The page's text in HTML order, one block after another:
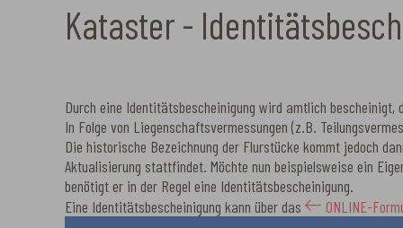
Kataster -
Durch eine Identitätsbescheinigung wird amtlich
In Folge von Liegenschaftsvermessungen (z.B.
Die historische Bezeichnung der Flurstücke kommt jedoch
Aktualisierung stattfindet. Möchte nun beispielsweise ein
benötigt er in der Regel eine Identitätsbescheinigung.
Eine Identitätsbescheinigung kann über das
ONLINE-